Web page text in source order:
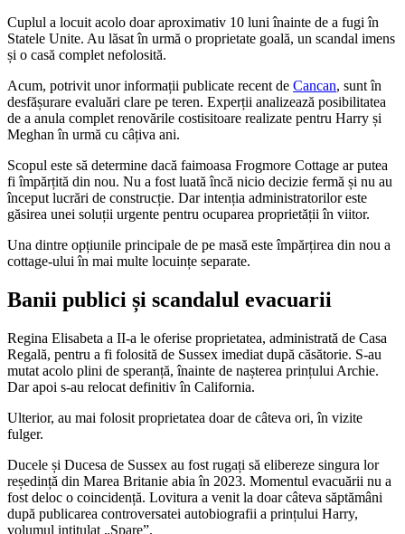
Cuplul a locuit acolo doar aproximativ 10 luni înainte de a fugi în
Statele Unite. Au lăsat în urmă o proprietate goală, un scandal imens
și o casă complet nefolosită.
Acum, potrivit unor informații publicate recent de Cancan, sunt în
desfășurare evaluări clare pe teren. Experții analizează posibilitatea
de a anula complet renovările costisitoare realizate pentru Harry și
Meghan în urmă cu câțiva ani.
Scopul este să determine dacă faimoasa Frogmore Cottage ar putea
fi împărțită din nou. Nu a fost luată încă nicio decizie fermă și nu au
început lucrări de construcție. Dar intenția administratorilor este
găsirea unei soluții urgente pentru ocuparea proprietății în viitor.
Una dintre opțiunile principale de pe masă este împărțirea din nou a
cottage-ului în mai multe locuințe separate.
Banii publici și scandalul evacuarii
Regina Elisabeta a II-a le oferise proprietatea, administrată de Casa
Regală, pentru a fi folosită de Sussex imediat după căsătorie. S-au
mutat acolo plini de speranță, înainte de nașterea prințului Archie.
Dar apoi s-au relocat definitiv în California.
Ulterior, au mai folosit proprietatea doar de câteva ori, în vizite
fulger.
Ducele și Ducesa de Sussex au fost rugați să elibereze singura lor
reședință din Marea Britanie abia în 2023. Momentul evacuării nu a
fost deloc o coincidență. Lovitura a venit la doar câteva săptămâni
după publicarea controversatei autobiografii a prințului Harry,
volumul intitulat „Spare”.